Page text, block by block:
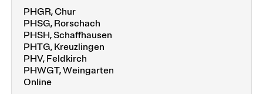
PHGR, Chur
PHSG, Rorschach
PHSH, Schaffhausen
PHTG, Kreuzlingen
PHV, Feldkirch
PHWGT, Weingarten
Online